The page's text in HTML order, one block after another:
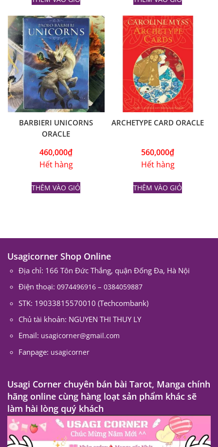
BARBIERI UNICORNS
ORACLE
460,000₫
Hết hàng
THÊM VÀO GIỎ
ARCHETYPE CARD ORACLE
560,000₫
Hết hàng
THÊM VÀO GIỎ
Usagicorner Shop Online
Địa chỉ: 166 Tôn Đức Thắng, quận Đống Đa, Hà Nội
Điện thoại: 0974496916 – 0384059887
STK: 19033815570010 (Techcombank)
Chủ tài khoản: NGUYEN THI THUY LY
Email: usagicorner@gmail.com
Fanpage: usagicorner
Usagi Corner chuyên bán bài Tarot, Manga chính
hãng online cùng hàng loạt sản phẩm khác sẽ
làm hài lòng quý khách